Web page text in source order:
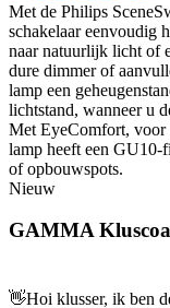
Met de Philips
schakelaar eenvoudig
naar natuurlijk licht of
dure dimmer of
lamp een
lichtstand, wanneer u
Met EyeComfort, voor
lamp heeft een GU10-
of opbouwspots.
Nieuw
GAMMA
👋Hoi klusser, ik ben